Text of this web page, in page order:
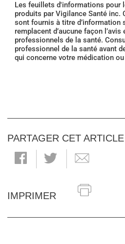
Les feuillets d'informations pour
produits par Vigilance Santé inc.
sont fournis à titre d’information
remplacent d’aucune façon
professionnels de la santé.
professionnel de la santé avant
qui concerne votre médication
PARTAGER CET ARTICLE
IMPRIMER